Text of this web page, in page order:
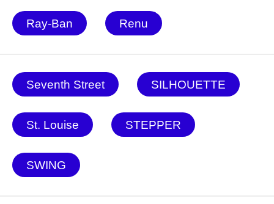
Ray-Ban Renu
Seventh Street SILHOUETTE
St. Louise STEPPER
SWING